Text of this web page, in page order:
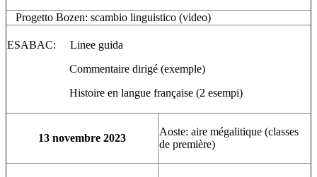
Progetto Bozen: scambio linguistico (video)
ESABAC: Linee guida
Commentaire dirigé (exemple)
Histoire en langue française (2 esempi)
13 novembre 2023
Aoste: aire mégalitique (classes
de première)